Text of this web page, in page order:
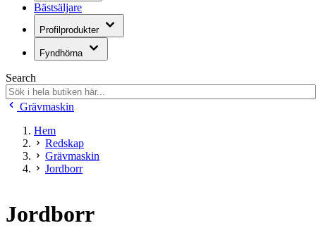
Bästsäljare
Profilprodukter
Fyndhörna
Search
Grävmaskin
Hem
Redskap
Grävmaskin
Jordborr
Jordborr